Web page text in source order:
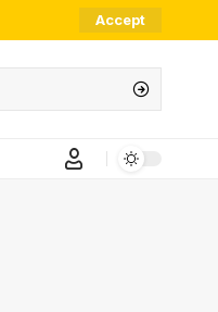
Accept